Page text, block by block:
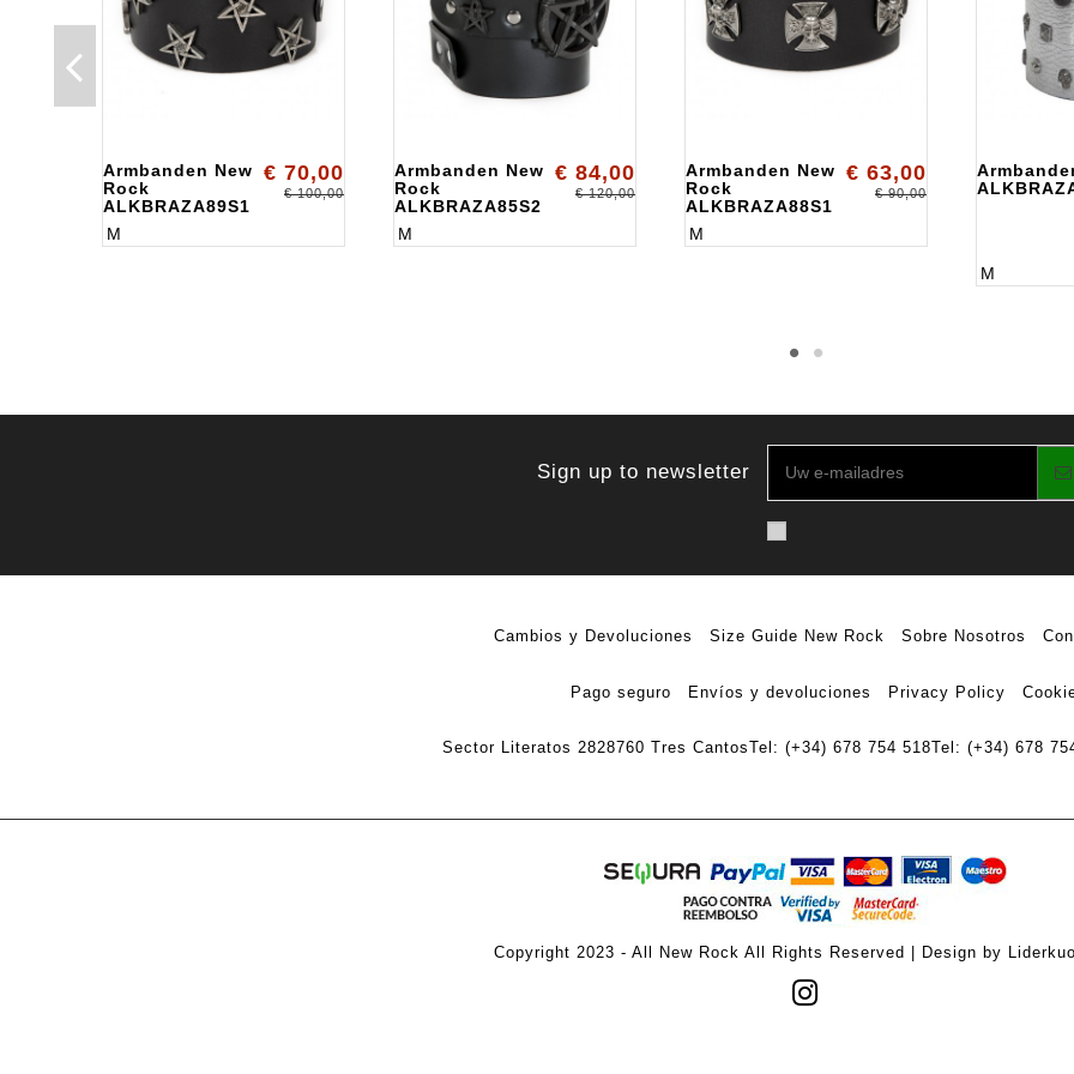
Armbanden New
Rock
ALKBRAZA89S1
€ 70,00
€ 100,00
M
Armbanden New
Rock
ALKBRAZA85S2
€ 84,00
€ 120,00
M
Armbanden New
Rock
ALKBRAZA88S1
€ 63,00
€ 90,00
M
M
Sign up to newsletter
Cambios y Devoluciones Size Guide New Rock Sobre Nosotros
Pago seguro Envíos y devoluciones Privacy Policy
Sector Literatos 2828760 Tres CantosTel: (+34) 678 754 518Tel: (+34) 678
Copyright 2023 - All New Rock All Rights Reserved | Design by